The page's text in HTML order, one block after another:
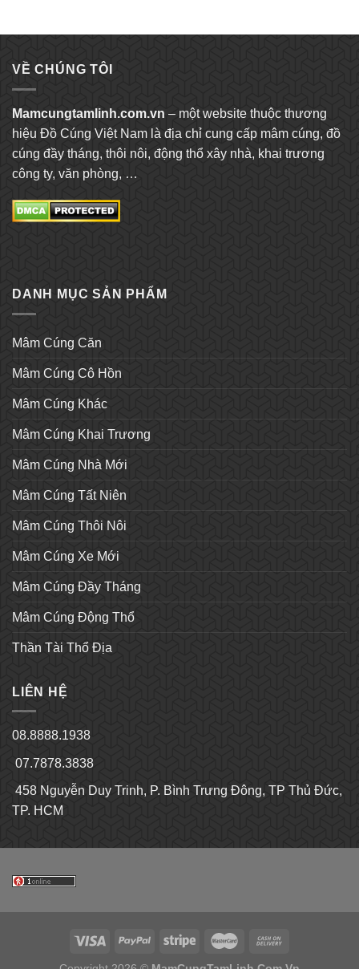
VỀ CHÚNG TÔI
Mamcungtamlinh.com.vn – một website thuộc thương
hiệu Đồ Cúng Việt Nam là địa chỉ cung cấp mâm cúng, đồ
cúng đầy tháng, thôi nôi, động thổ xây nhà, khai trương
công ty, văn phòng, …
DANH MỤC SẢN PHẨM
Mâm Cúng Căn
Mâm Cúng Cô Hồn
Mâm Cúng Khác
Mâm Cúng Khai Trương
Mâm Cúng Nhà Mới
Mâm Cúng Tất Niên
Mâm Cúng Thôi Nôi
Mâm Cúng Xe Mới
Mâm Cúng Đầy Tháng
Mâm Cúng Động Thổ
Thần Tài Thổ Địa
LIÊN HỆ
08.8888.1938
07.7878.3838
458 Nguyễn Duy Trinh, P. Bình Trưng Đông, TP Thủ Đức,
TP. HCM